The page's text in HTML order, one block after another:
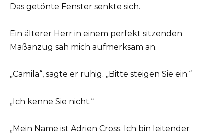
Das getönte Fenster senkte sich.
Ein älterer Herr in einem perfekt sitzenden
Maßanzug sah mich aufmerksam an.
„Camila“, sagte er ruhig. „Bitte steigen Sie ein.“
„Ich kenne Sie nicht.“
„Mein Name ist Adrien Cross. Ich bin leitender